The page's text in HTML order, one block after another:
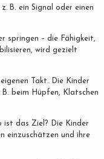
B. ein Signal oder einen
springen – die Fähigkeit,
wird gezielt
Takt. Die Kinder
B. beim Hüpfen, Klatschen
ist das Ziel? Die Kinder
einzuschätzen und ihre